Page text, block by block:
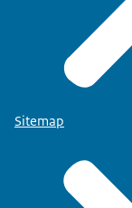
Sitemap